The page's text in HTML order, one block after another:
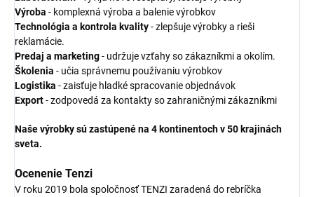
Výroba - komplexná výroba a balenie výrobkov
Technológia a kontrola kvality- zlepšuje výrobky a rieši
reklamácie.
Predaj a marketing- udržuje vzťahy so zákazníkmi a okolím.
Školenia - učia správnemu používaniu výrobkov
Logistika - zaisťuje hladké spracovanie objednávok
Export- zodpovedá za kontakty so zahraničnými zákazníkmi
Naše výrobky sú zastúpené na 4 kontinentoch v 50 krajinách
sveta.
Ocenenie Tenzi
V roku 2019 bola spoločnosť TENZI zaradená do rebríčka